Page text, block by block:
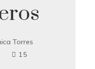
Torres
15